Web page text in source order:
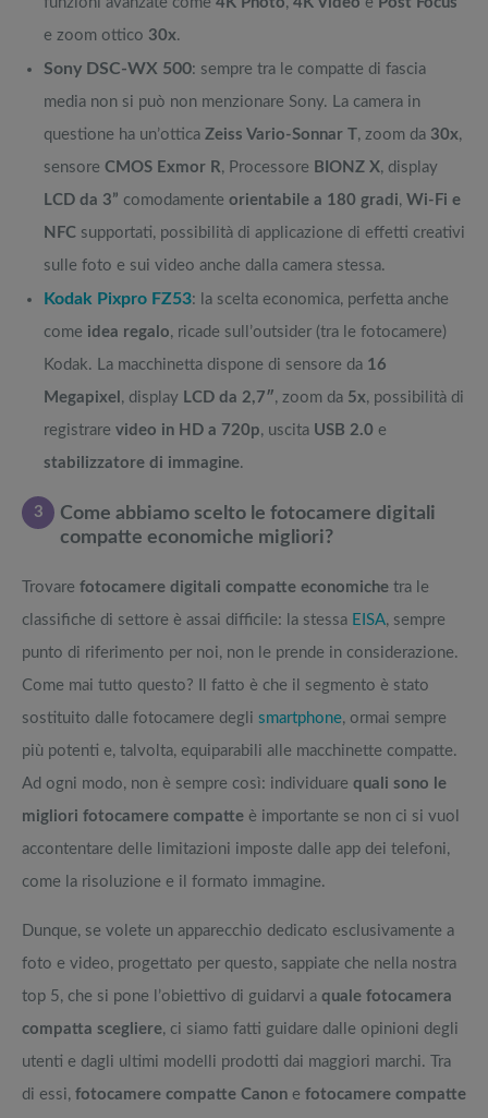
e zoom ottico 30x.
Sony DSC-WX 500: sempre tra le compatte di fascia
media non si può non menzionare Sony. La camera in
questione ha un’ottica Zeiss Vario-Sonnar T, zoom da 30x,
sensore CMOS Exmor R, Processore BIONZ X, display
LCD da 3” comodamente orientabile a 180 gradi, Wi-Fi e
NFC supportati, possibilità di applicazione di effetti creativi
sulle foto e sui video anche dalla camera stessa.
Kodak Pixpro FZ53: la scelta economica, perfetta anche
come idea regalo, ricade sull’outsider (tra le fotocamere)
Kodak. La macchinetta dispone di sensore da 16
Megapixel , display LCD da 2,7″, zoom da 5x, possibilità di
registrare video in HD a 720p, uscita USB 2.0 e
stabilizzatore di immagine.
3
Come abbiamo scelto le fotocamere digitali
compatte economiche migliori?
Trovare fotocamere digitali compatte economiche tra le
classifiche di settore è assai difficile: la stessa EISA, sempre
punto di riferimento per noi, non le prende in considerazione.
Come mai tutto questo? Il fatto è che il segmento è stato
sostituito dalle fotocamere degli smartphone, ormai sempre
più potenti e, talvolta, equiparabili alle macchinette compatte.
Ad ogni modo, non è sempre così: individuare quali sono le
migliori fotocamere compatte è importante se non ci si vuol
accontentare delle limitazioni imposte dalle app dei telefoni,
come la risoluzione e il formato immagine.
Dunque, se volete un apparecchio dedicato esclusivamente a
foto e video, progettato per questo, sappiate che nella nostra
top 5, che si pone l’obiettivo di guidarvi a quale fotocamera
compatta scegliere, ci siamo fatti guidare dalle opinioni degli
utenti e dagli ultimi modelli prodotti dai maggiori marchi. Tra
di essi, fotocamere compatte Canon e fotocamere compatte